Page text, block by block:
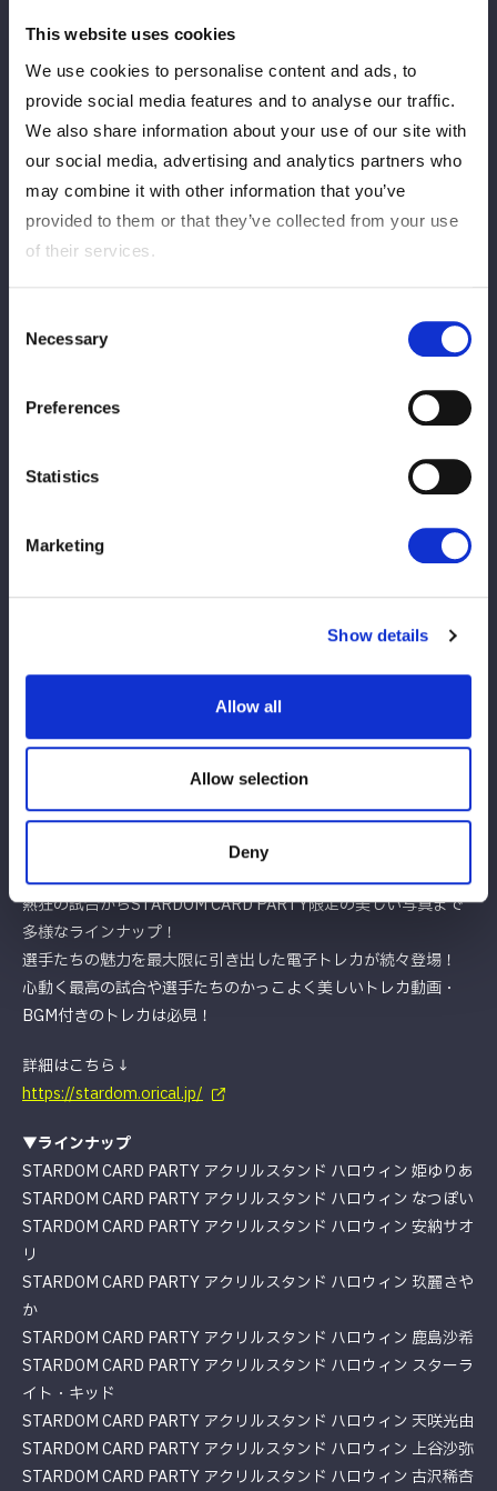
This website uses cookies
We use cookies to personalise content and ads, to
provide social media features and to analyse our traffic.
We also share information about your use of our site with
our social media, advertising and analytics partners who
may combine it with other information that you’ve
provided to them or that they’ve collected from your use
of their services.
Selection
Necessary
Preferences
Statistics
Marketing
Show details
Allow all
Allow selection
Deny
▼サイズ
M 身丈69/身幅52/肩幅46/袖丈20(cm)
L 身丈73/身幅55/肩幅50/袖丈22(cm)
XL 身丈77/身幅58/肩幅54/袖丈24(cm)
XXL 身丈81/身幅63/肩幅57/袖丈25(cm)
▼価格
▼品名
『STARDOM CARD PARTY アクリルスタンド ハロウィン』全9
クリルスタンドになって登場！
かわいい＆美しい仮装の選手たちを、デスクやお部屋に飾りまし
★スターダム公式電子トレカ®サービス「STARDOM CARD
選手たちが動き出す！新感覚トレカをコレクション！
熱狂の試合からSTARDOM CARD PARTY限定の美しい写真まで
多様なラインナップ！
選手たちの魅力を最大限に引き出した電子トレカが続々登場！
心動く最高の試合や選手たちのかっこよく美しいトレカ動画・
BGM付きのトレカは必見！
詳細はこちら↓
https://stardom.orical.jp/
▼ラインナップ
STARDOM CARD PARTY アクリルスタンド ハロウィン 姫ゆりあ
STARDOM CARD PARTY アクリルスタンド ハロウィン なつぽい
STARDOM CARD PARTY アクリルスタンド ハロウィン 安納サオ
リ
STARDOM CARD PARTY アクリルスタンド ハロウィン 玖麗さや
か
STARDOM CARD PARTY アクリルスタンド ハロウィン 鹿島沙希
STARDOM CARD PARTY アクリルスタンド ハロウィン スターラ
イト・キッド
STARDOM CARD PARTY アクリルスタンド ハロウィン 天咲光由
STARDOM CARD PARTY アクリルスタンド ハロウィン 上谷沙弥
STARDOM CARD PARTY アクリルスタンド ハロウィン 古沢稀杏